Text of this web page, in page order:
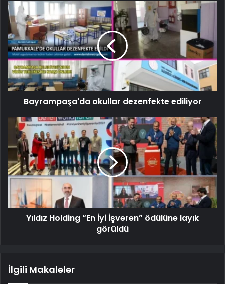
Bayrampaşa'da okullar dezenfekte ediliyor
Yıldız Holding “En İyi İşveren” ödülüne layık
görüldü
İlgili Makaleler